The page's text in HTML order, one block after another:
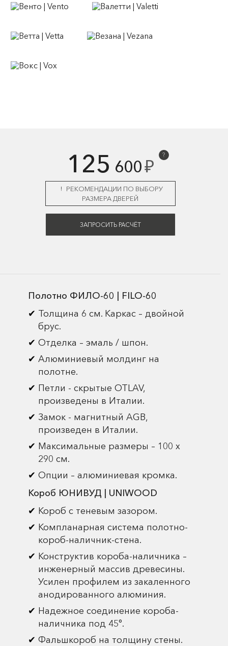
125 600₽
?
РЕКОМЕНДАЦИИ ПО ВЫБОРУ
РАЗМЕРА ДВЕРЕЙ
ЗАПРОСИТЬ РАСЧЁТ
Полотно ФИЛО-60 | FILO-60
Толщина 6 см. Каркас – двойной
брус.
Отделка – эмаль / шпон.
Алюминиевый молдинг на
полотне.
Петли - скрытые OTLAV,
произведены в Италии.
Замок - магнитный AGB,
произведен в Италии.
Максимальные размеры – 100 х
290 см.
Опции – алюминиевая кромка.
Короб ЮНИВУД | UNIWOOD
Короб с теневым зазором.
Компланарная система полотно-
короб-наличник-стена.
Конструктив короба-наличника –
инженерный массив древесины.
Усилен профилем из закаленного
анодированного алюминия.
Надежное соединение короба-
наличника под 45°.
Фальшкороб на толщину стены.